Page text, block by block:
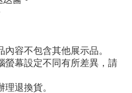
容不包含其他展示品。
螢幕設定不同有所差異，請
退換貨。